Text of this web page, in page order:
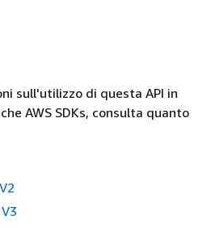
sull'utilizzo di questa API in
AWS SDKs, consulta quanto